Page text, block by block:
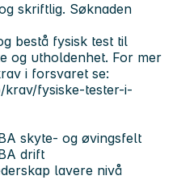
skriftlig. Søknaden
bestå fysisk test til
og utholdenhet. For mer
i forsvaret se:
fysiske-tester-i-
skyte- og øvingsfelt
drift
lavere nivå